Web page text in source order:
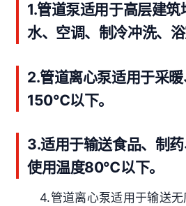
1.管道泵适用于高层建
水、空调、制冷冲洗、
2.管道离心泵适用于采
150℃以下。
3.适用于输送食品、制
使用温度80℃以下。
4.管道离心泵适用于输送